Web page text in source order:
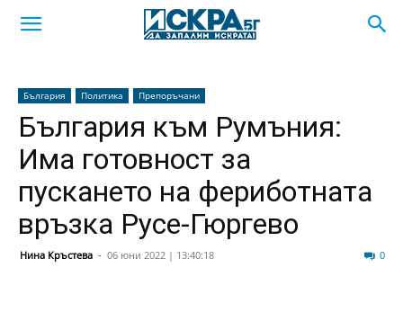
България Политика Препоръчани
България към Румъния:
Има готовност за
пускането на фериботната
връзка Русе-Гюргево
Нина Кръстева - 06 юни 2022 | 13:40:18 0